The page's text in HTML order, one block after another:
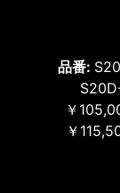
品番:
￥
￥